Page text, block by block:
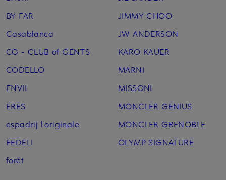
BY FAR
Casablanca
CG - CLUB of GENTS
CODELLO
ENVII
ERES
espadrij l'originale
FEDELI
forét
JIMMY CHOO
JW ANDERSON
KARO KAUER
MARNI
MISSONI
MONCLER GENIUS
MONCLER GRENOBLE
OLYMP SIGNATURE